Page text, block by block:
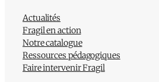
Actualités
Fragil en action
Notre catalogue
Ressources pédagogiques
Faire intervenir Fragil